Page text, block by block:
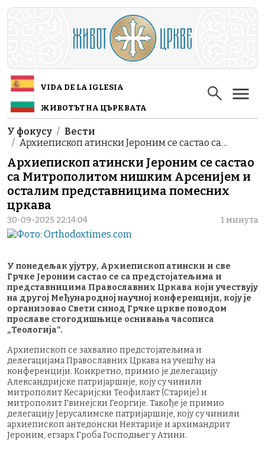
Skip to main content
VIDA DE LA IGLESIA
ЖИВОТЪТ НА ЦЪРКВАТА
Breadcrumb
У фокусу
Вести
Архиепископ атински Јероним се састао са…
Архиепископ атински Јероним се састао
са Митрополитом нишким Арсенијем и
осталим представницима помесних
цркава
30-09-2025 22:14:04 1 минута
У понедељак ујутру, Архиепископ атински и све
Грчке Јероним састао се са предстојатељима и
представницима Православних Цркава који учествују
на другој Међународној научној конференцији, коју је
организовао Свети синод Грчке цркве поводом
прославе стогодишњице оснивања часописа
„Теологија“.
Архиепископ се захвалио предстојатељима и
делегацијама Православних Цркава на учешћу на
конференцији. Конкретно, примио је делегацију
Александријске патријаршије, коју су чинили
митрополит Кесаријски Теофилакт (Старије) и
митрополит Гвинејски Георгије. Такође је примио
делегацију Јерусалимске патријаршије, коју су чинили
архиепископ антедонски Нектарије и архимандрит
Јероним, егзарх Гроба Господњег у Атини.